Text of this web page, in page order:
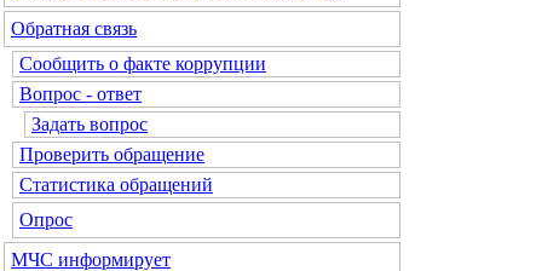
Обратная связь
Сообщить о факте коррупции
Вопрос - ответ
Задать вопрос
Проверить обращение
Статистика обращений
Опрос
МЧС информирует